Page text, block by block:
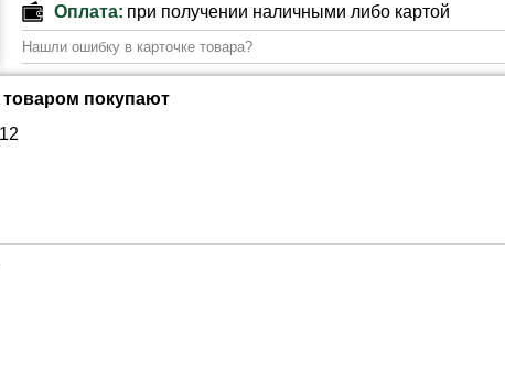
Оплата: при получении наличными либо картой
Нашли ошибку в карточке товара?
покупают